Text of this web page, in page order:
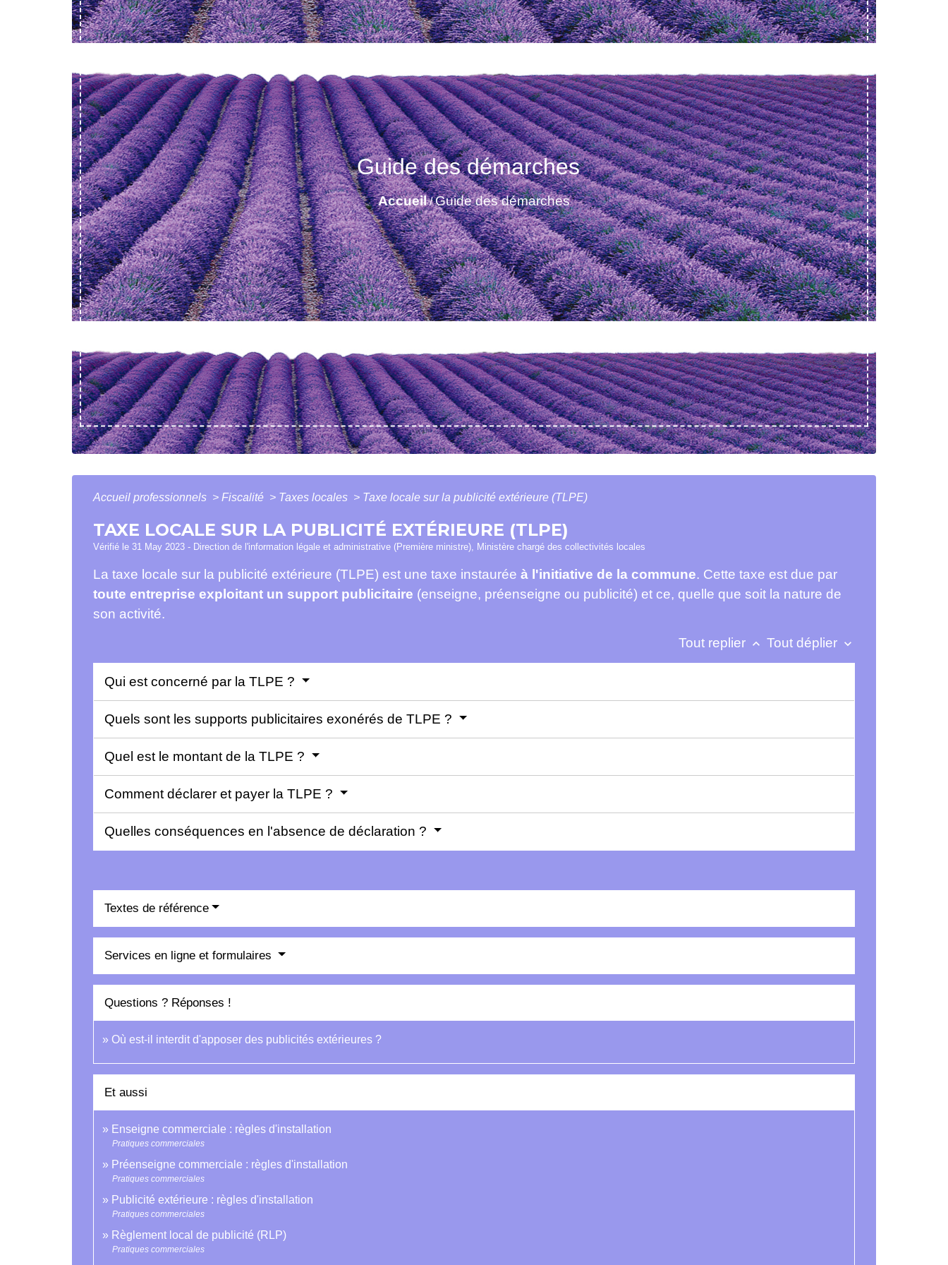
Guide des démarches
Accueil/Guide des démarches
Accueil professionnels > Fiscalité > Taxes locales > Taxe locale sur la publicité extérieure (TLPE)
TAXE LOCALE SUR LA PUBLICITÉ EXTÉRIEURE (TLPE)
Vérifié le 31 May 2023 - Direction de l'information légale et administrative (Première ministre), Ministère chargé des collectivités locales
La taxe locale sur la publicité extérieure (TLPE) est une taxe instaurée à l'initiative de la commune. Cette taxe est due par
toute entreprise exploitant un support publicitaire (enseigne, préenseigne ou publicité) et ce, quelle que soit la nature de
son activité.
Tout replier keyboard_arrow_up Tout déplier keyboard_arrow_down
Qui est concerné par la TLPE ?
Quels sont les supports publicitaires exonérés de TLPE ?
Quel est le montant de la TLPE ?
Comment déclarer et payer la TLPE ?
Quelles conséquences en l'absence de déclaration ?
Textes de référence
Services en ligne et formulaires
Questions ? Réponses !
Où est-il interdit d'apposer des publicités extérieures ?
Et aussi
Enseigne commerciale : règles d'installation
Pratiques commerciales
Préenseigne commerciale : règles d'installation
Pratiques commerciales
Publicité extérieure : règles d'installation
Pratiques commerciales
Règlement local de publicité (RLP)
Pratiques commerciales